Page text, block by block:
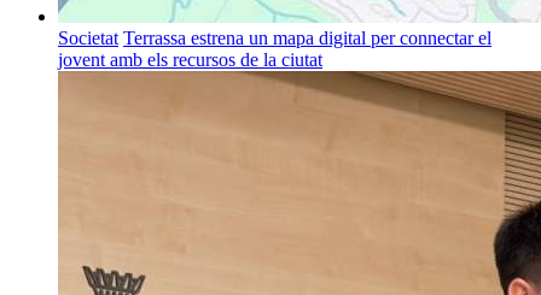
Societat Terrassa estrena un mapa digital per connectar el
jovent amb els recursos de la ciutat